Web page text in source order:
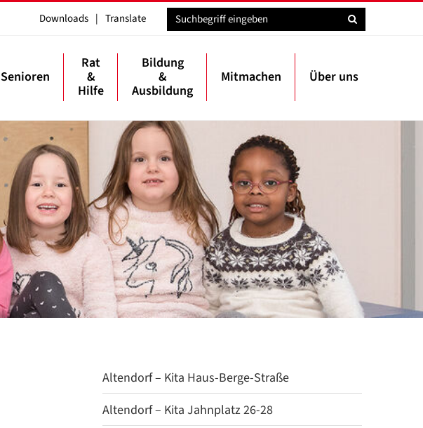
Downloads | Translate
Senioren
Rat
&
Hilfe
Bildung
&
Ausbildung
Mitmachen Über uns
Altendorf – Kita Haus-Berge-Straße
Altendorf – Kita Jahnplatz 26-28